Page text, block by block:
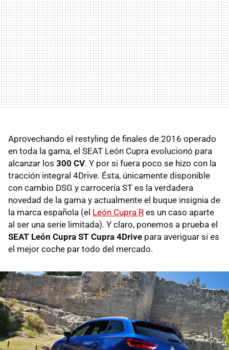
Aprovechando el restyling de finales de 2016 operado
en toda la gama, el SEAT León Cupra evolucionó para
alcanzar los 300 CV. Y por si fuera poco se hizo con la
tracción integral 4Drive. Ésta, únicamente disponible
con cambio DSG y carrocería ST es la verdadera
novedad de la gama y actualmente el buque insignia de
la marca española (el León Cupra R es un caso aparte
al ser una serie limitada). Y claro, ponemos a prueba el
SEAT León Cupra ST Cupra 4Drive para averiguar si es
el mejor coche par todo del mercado.